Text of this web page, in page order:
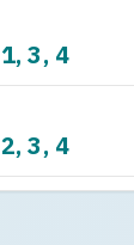
1, 3, 4
2, 3, 4